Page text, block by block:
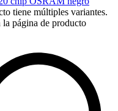
tiene múltiples variantes.
la página de producto